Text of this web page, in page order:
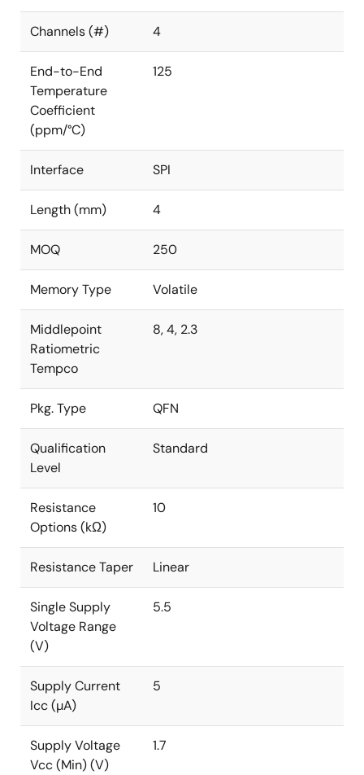
Channels (#) 4
End-to-End
Temperature
Coefficient
(ppm/°C)
125
Interface SPI
Length (mm) 4
MOQ 250
Memory Type Volatile
Middlepoint
Ratiometric
Tempco
8, 4, 2.3
Pkg. Type QFN
Qualification
Level
Standard
Resistance
Options (kΩ)
10
Resistance Taper Linear
Single Supply
Voltage Range
(V)
5.5
Supply Current
Icc (µA)
5
Supply Voltage
Vcc (Min) (V)
1.7